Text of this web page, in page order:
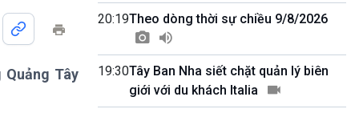
Tuyên chiến với gian lận
thương mại
Tìm hiểu biển, đảo Việt
Podcast
Góc nhìn VOV1
Tây
20:19Theo dòng thời sự chiều 9/8/2026
19:30Tây Ban Nha siết chặt quản lý biên
giới với du khách Italia